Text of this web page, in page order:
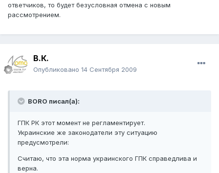
ответчиков, то будет безусловная отмена с новым
рассмотрением.
В.К.
Опубликовано 14 Сентября 2009
BORO писал(а):
ГПК РК этот момент не регламентирует.
Украинские же законодатели эту ситуацию
предусмотрели:
Считаю, что эта норма украинского ГПК справедлива и
верна.